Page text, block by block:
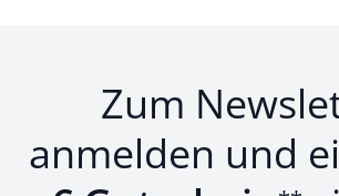
Zum
anmelden und